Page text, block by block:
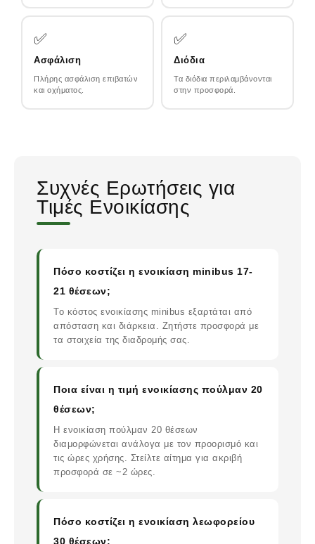
✅
Ασφάλιση
Πλήρης ασφάλιση επιβατών
και οχήματος.
✅
Διόδια
Τα διόδια περιλαμβάνονται
στην προσφορά.
Συχνές Ερωτήσεις για
Τιμές Ενοικίασης
Πόσο κοστίζει η ενοικίαση minibus 17-
21 θέσεων;
Το κόστος ενοικίασης minibus εξαρτάται από
απόσταση και διάρκεια. Ζητήστε προσφορά με
τα στοιχεία της διαδρομής σας.
Ποια είναι η τιμή ενοικίασης πούλμαν 20
θέσεων;
Η ενοικίαση πούλμαν 20 θέσεων
διαμορφώνεται ανάλογα με τον προορισμό και
τις ώρες χρήσης. Στείλτε αίτημα για ακριβή
προσφορά σε ~2 ώρες.
Πόσο κοστίζει η ενοικίαση λεωφορείου
30 θέσεων;